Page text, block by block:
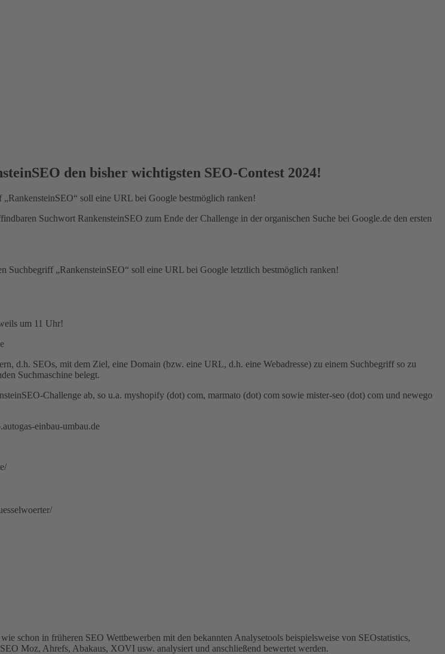
den bisher wichtigsten SEO-Contest 2024!
soll eine URL bei Google bestmöglich ranken!
Suchwort RankensteinSEO zum Ende der Challenge in der organischen Suche bei Google.de den ersten
„RankensteinSEO“ soll eine URL bei Google letztlich bestmöglich ranken!
um 11 Uhr!
d.h. SEOs, mit dem Ziel, eine Domain (bzw. eine URL, d.h. eine Webadresse) zu einem Suchbegriff so zu
Suchmaschine belegt.
Challenge ab, so u.a. myshopify (dot) com, marmato (dot) com sowie mister-seo (dot) com und newego
einbau-umbau.de
schon in früheren SEO Wettbewerben mit den bekannten Analysetools beispielsweise von SEOstatistics,
Moz, Ahrefs, Abakaus, XOVI usw. analysiert und anschließend bewertet werden.